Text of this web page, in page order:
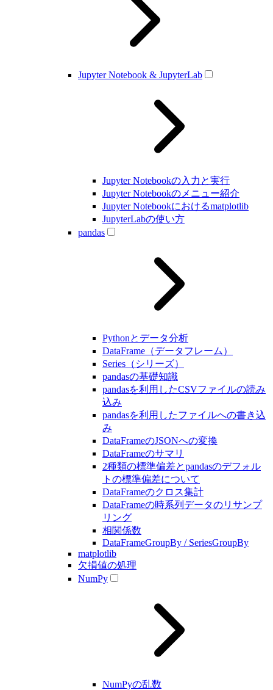
Jupyter Notebook & JupyterLab
Jupyter Notebookの入力と実行
Jupyter Notebookのメニュー紹介
Jupyter Notebookにおけるmatplotlib
JupyterLabの使い方
pandas
Pythonとデータ分析
DataFrame（データフレーム）
Series（シリーズ）
pandasの基礎知識
pandasを利用したCSVファイルの読み
込み
pandasを利用したファイルへの書き込
み
DataFrameのJSONへの変換
DataFrameのサマリ
2種類の標準偏差とpandasのデフォル
トの標準偏差について
DataFrameのクロス集計
DataFrameの時系列データのリサンプ
リング
相関係数
DataFrameGroupBy / SeriesGroupBy
matplotlib
欠損値の処理
NumPy
NumPyの乱数